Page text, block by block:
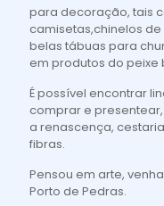
para decoração, tais
camisetas,chinelos
belas tábuas para
em produtos do peixe
É possível encontrar
comprar e
a renascença,
fibras.
Pensou em arte,
Porto de Pedras.